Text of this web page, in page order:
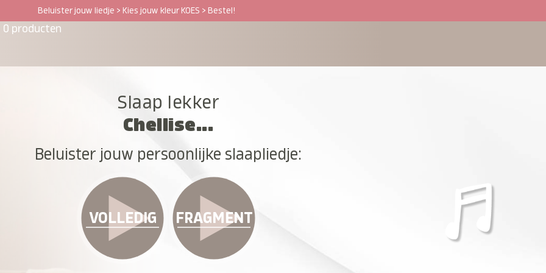
Beluister jouw liedje > Kies jouw kleur KOES > Bestel!
0 producten
Slaap lekker
Chellise...
Beluister jouw persoonlijke slaapliedje:
VOLLEDIG FRAGMENT